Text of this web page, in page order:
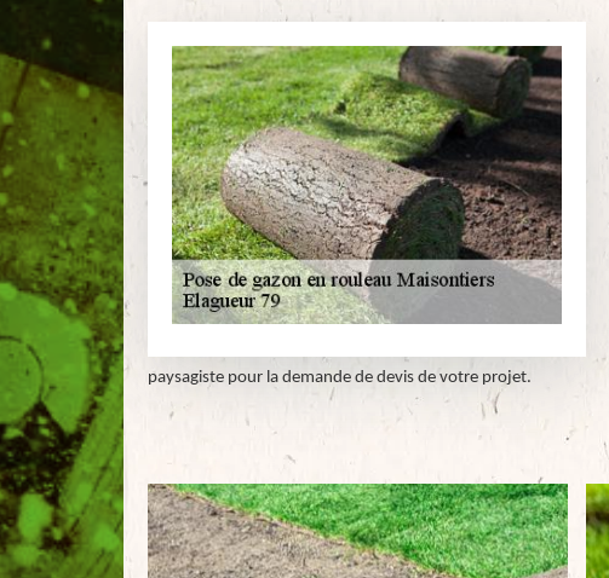
paysagiste pour la demande de devis de votre projet.